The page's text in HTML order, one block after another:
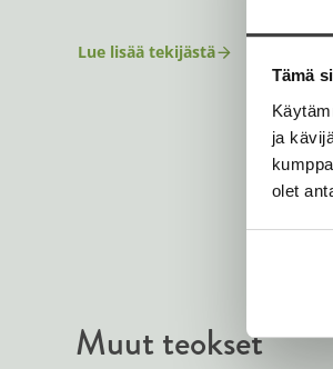
Tämä
ja
olet
Lue lisää tekijästä
A
Muut teokset